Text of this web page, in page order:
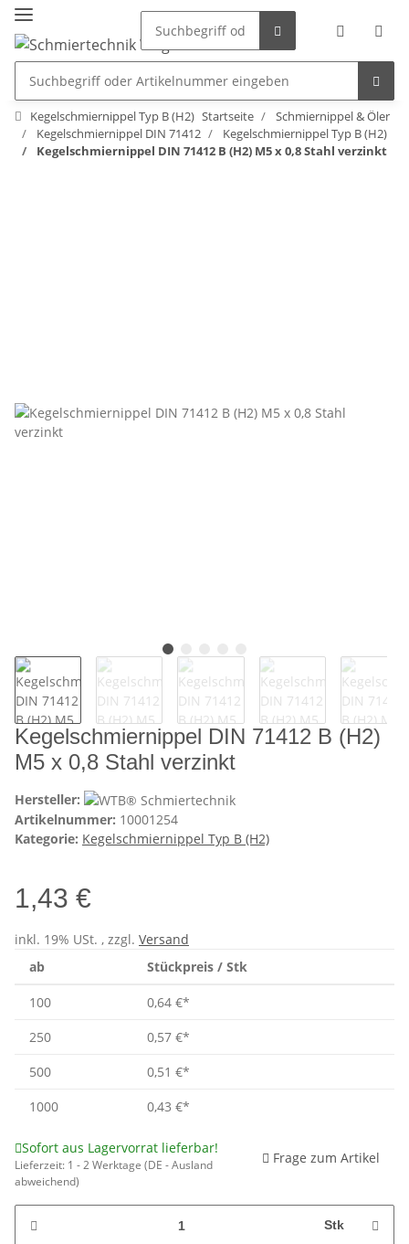
Kegelschmiernippel Typ B (H2) Startseite
Schmiernippel & Öler
Kegelschmiernippel DIN 71412
Kegelschmiernippel Typ B (H2)
Kegelschmiernippel DIN 71412 B (H2) M5 x 0,8 Stahl verzinkt
Kegelschmiernippel DIN 71412 B (H2)
M5 x 0,8 Stahl verzinkt
Hersteller:
Artikelnummer: 10001254
Kategorie: Kegelschmiernippel Typ B (H2)
1,43 €
inkl. 19% USt. , zzgl. Versand
ab
Stückpreis / Stk
100 0,64 €*
250
0,57 €*
500
0,51 €*
1000
0,43 €*
Sofort aus Lagervorrat lieferbar!
Lieferzeit: 1 - 2 Werktage (DE - Ausland
abweichend)
Frage zum Artikel
Stk